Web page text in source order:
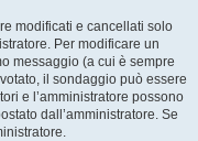
modificati e cancellati solo
Per modificare un
messaggio (a cui è sempre
il sondaggio può essere
e l’amministratore possono
dall’amministratore. Se